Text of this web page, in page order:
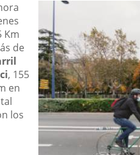
Km
de
, 155
en
los